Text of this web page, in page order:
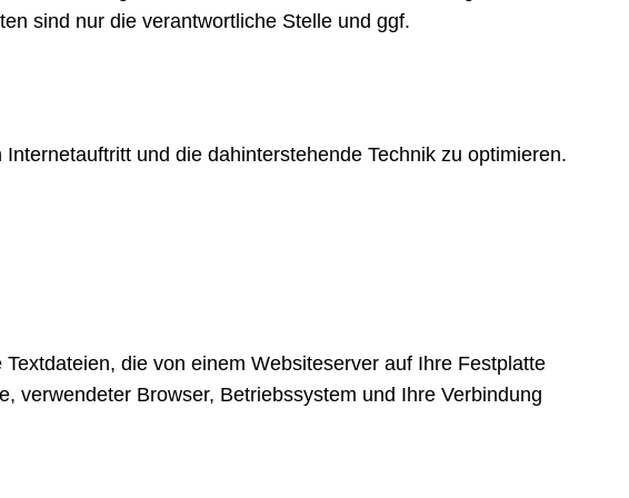
sind nur die verantwortliche Stelle und ggf.
und die dahinterstehende Technik zu optimieren.
die von einem Websiteserver auf Ihre Festplatte
verwendeter Browser, Betriebssystem und Ihre Verbindung